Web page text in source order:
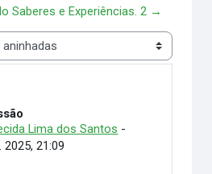
Saberes e Experiências. 2 →
Lima dos Santos -
21:09
0